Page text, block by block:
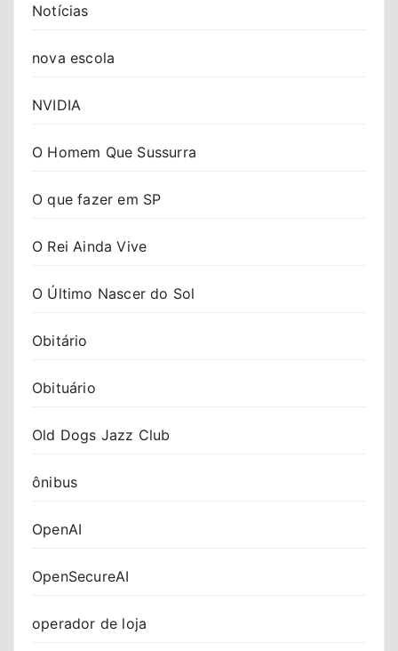
Notícias
nova escola
NVIDIA
O Homem Que Sussurra
O que fazer em SP
O Rei Ainda Vive
O Último Nascer do Sol
Obitário
Obituário
Old Dogs Jazz Club
ônibus
OpenAI
OpenSecureAI
operador de loja